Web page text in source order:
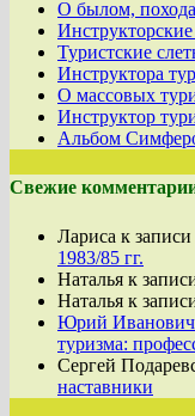
О былом,
Туристские
Инструктора
О массовых
Инструктор
Альбом
Свежие
Лариса к записи
1983/85 гг.
Наталья к
Наталья к
Юрий Иванович
туризма:
Сергей
наставники